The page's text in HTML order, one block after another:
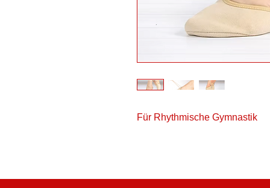
Für Rhythmische Gymnastik